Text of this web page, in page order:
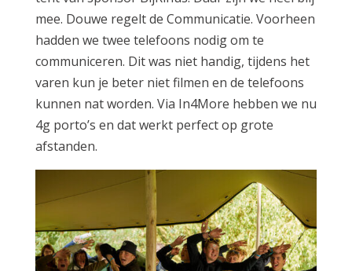
mee. Douwe regelt de Communicatie. Voorheen
hadden we twee telefoons nodig om te
communiceren. Dit was niet handig, tijdens het
varen kun je beter niet filmen en de telefoons
kunnen nat worden. Via In4More hebben we nu
4g porto’s en dat werkt perfect op grote
afstanden.